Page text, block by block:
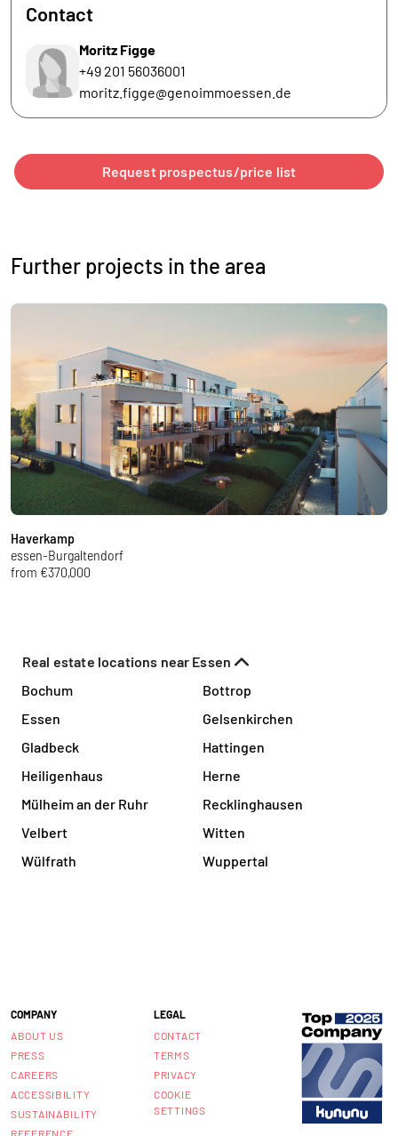
Contact
Moritz Figge
+49 201 56036001
moritz.figge@genoimmoessen.de
Request prospectus/price list
Further projects in the area
Haverkamp
essen-Burgaltendorf
from €370,000
Real estate locations near Essen
Bochum
Bottrop
Essen
Gelsenkirchen
Gladbeck
Hattingen
Heiligenhaus
Herne
Mülheim an der Ruhr
Recklinghausen
Velbert
Witten
Wülfrath
Wuppertal
COMPANY
ABOUT US
PRESS
CAREERS
ACCESSIBILITY
SUSTAINABILITY
REFERENCE
LEGAL
CONTACT
TERMS
PRIVACY
COOKIE
SETTINGS